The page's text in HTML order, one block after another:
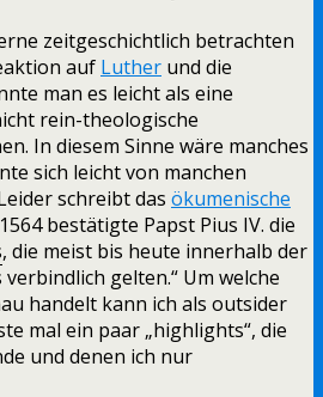
zeitgeschichtlich betrachten
auf Luther und die
man es leicht als eine
rein-theologische
In diesem Sinne wäre manches
sich leicht von manchen
schreibt das ökumenische
bestätigte Papst Pius IV. die
, die meist bis heute innerhalb der
gelten.“ Um welche
handelt kann ich als outsider
mal ein paar „highlights“, die
und denen ich nur